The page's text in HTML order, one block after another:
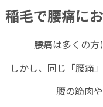
稲毛で腰痛に
腰痛は多くの方
しかし、同じ「腰痛
腰の筋肉